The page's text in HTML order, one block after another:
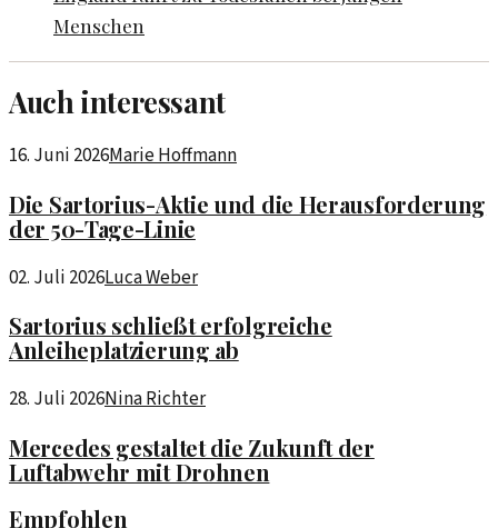
Menschen
Auch interessant
16. Juni 2026Marie Hoffmann
Die Sartorius-Aktie und die Herausforderung
der 50-Tage-Linie
02. Juli 2026Luca Weber
Sartorius schließt erfolgreiche
Anleiheplatzierung ab
28. Juli 2026Nina Richter
Mercedes gestaltet die Zukunft der
Luftabwehr mit Drohnen
Empfohlen